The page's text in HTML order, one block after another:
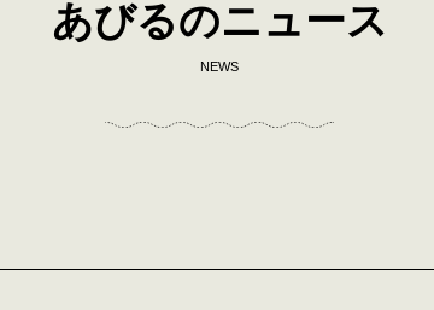
あびるのニュース
NEWS